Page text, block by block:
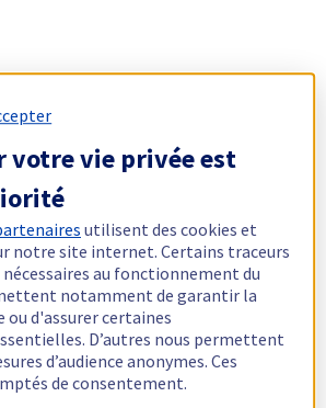
votre vie privée est
utilisent des cookies et
notre site internet. Certains traceurs
au fonctionnement du
notamment de garantir la
ou d'assurer certaines
D’autres nous permettent
d’audience anonymes. Ces
de consentement.